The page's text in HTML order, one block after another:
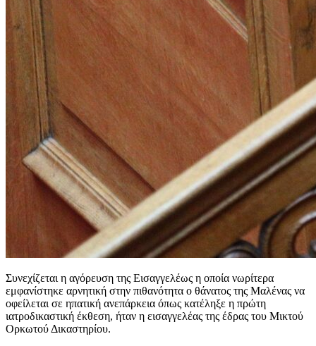
Συνεχίζεται η αγόρευση της Εισαγγελέως η οποία νωρίτερα
εμφανίστηκε αρνητική στην πιθανότητα ο θάνατος της Μαλένας να
οφείλεται σε ηπατική ανεπάρκεια όπως κατέληξε η πρώτη
ιατροδικαστική έκθεση, ήταν η εισαγγελέας της έδρας του Μικτού
Ορκωτού Δικαστηρίου.